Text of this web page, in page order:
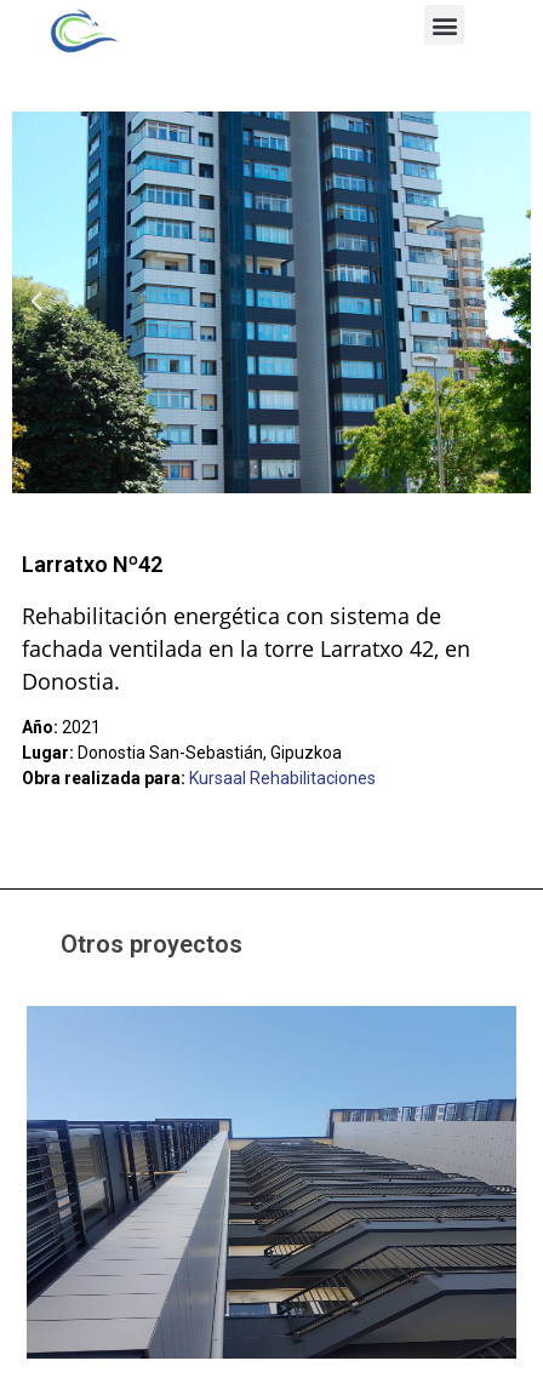
Larratxo Nº42
Rehabilitación energética con sistema de
fachada ventilada en la torre Larratxo 42, en
Donostia.
Año: 2021
Lugar: Donostia San-Sebastián, Gipuzkoa
Obra realizada para: Kursaal Rehabilitaciones
Otros proyectos